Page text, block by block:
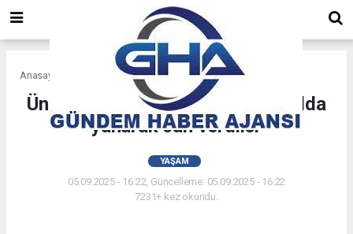
Anasayfa
Üniversite kaydı için çıktıkları yolda
yanarak can verdiler
YAŞAM
05.09.2025 - 16:22, Güncelleme: 05.09.2025 - 16:22
7231+ kez okundu.